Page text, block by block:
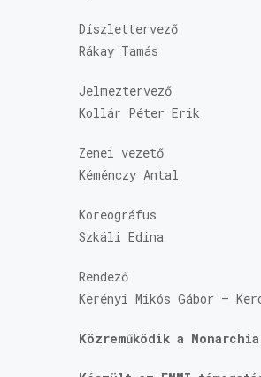
Díszlettervező
Rákay Tamás
Jelmeztervező
Kollár Péter Erik
Zenei vezető
Kéménczy Antal
Koreográfus
Szkáli Edina
Rendező
Kerényi Mikós Gábor –
Közreműködik a